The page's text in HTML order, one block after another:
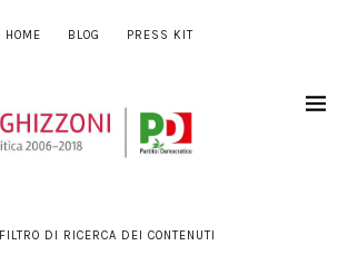
HOME BLOG PRESS KIT
FILTRO DI RICERCA DEI CONTENUTI